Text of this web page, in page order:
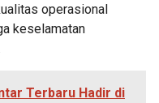
operasional
keselamatan
Terbaru Hadir di